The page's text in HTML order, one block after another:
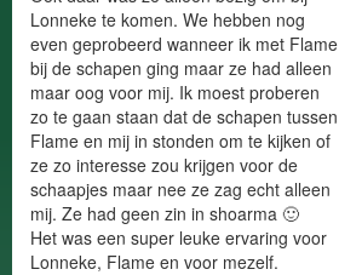
Lonneke te komen. We hebben nog
even geprobeerd wanneer ik met Flame
bij de schapen ging maar ze had alleen
maar oog voor mij. Ik moest proberen
zo te gaan staan dat de schapen tussen
Flame en mij in stonden om te kijken of
ze zo interesse zou krijgen voor de
schaapjes maar nee ze zag echt alleen
mij. Ze had geen zin in shoarma 🙂
Het was een super leuke ervaring voor
Lonneke, Flame en voor mezelf.